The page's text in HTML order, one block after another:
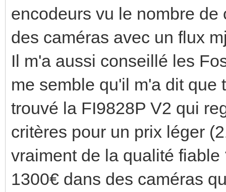
encodeurs vu le nombre
des caméras avec un flux
Il m'a aussi conseillé les
me semble qu'il m'a dit que
trouvé la FI9828P V2 qui
critères pour un prix léger
vraiment de la qualité
1300€ dans des caméras